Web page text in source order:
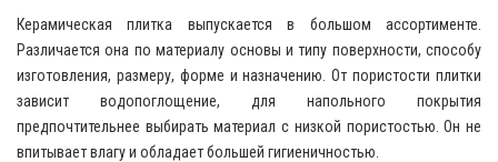
Керамическая плитка выпускается в большом ассортименте.
Различается она по материалу основы и типу поверхности, способу
изготовления, размеру, форме и назначению. От пористости плитки
зависит водопоглощение, для напольного покрытия
предпочтительнее выбирать материал с низкой пористостью. Он не
впитывает влагу и обладает большей гигиеничностью.